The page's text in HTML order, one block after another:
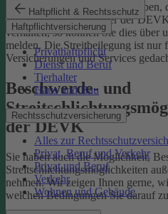
Haftpflicht & Rechtsschutz
Haftpflichtversicherung
Privathaftpflicht
Dienst und Beruf
Tierhalter
Haus und Bau
Rechtsschutzversicherung
Alles zur
Privat, Beruf und Verkehr
Privat und Beruf
Verkehr
Wohnen und Gebäude
Wenn Sie Kenntnis darüber
Partnerinnen und Partner der
verhalten, so können Sie dies über
melden. Die Streitbeilegung ist nur
Versicherungen und Services
Beschwerde- und
der DEVK
Sie haben auch die Möglichkeit,
Streitschlichtungsmöglichkeiten
nehmen. Wir zeigen Ihnen gerne,
welchen Bedingungen Sie darauf